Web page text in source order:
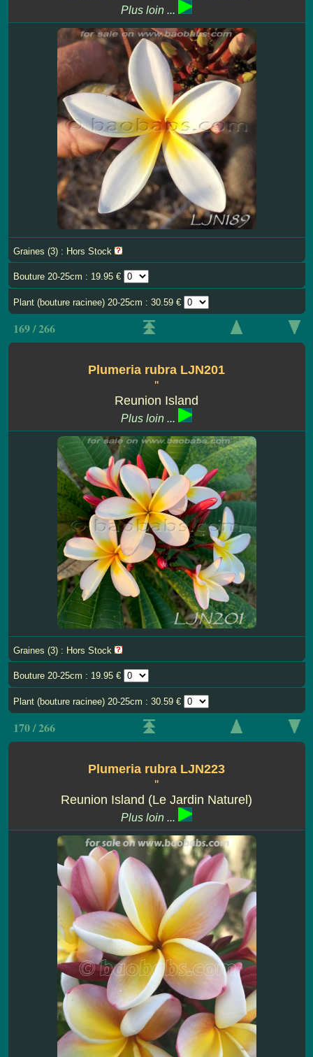
Plus loin ...
Graines (3) : Hors Stock
Bouture 20-25cm : 19.95 €
Plant (bouture racinee) 20-25cm : 30.59 €
169 / 266
Plumeria rubra LJN201
''
Reunion Island
Plus loin ...
Graines (3) : Hors Stock
Bouture 20-25cm : 19.95 €
Plant (bouture racinee) 20-25cm : 30.59 €
170 / 266
Plumeria rubra LJN223
''
Reunion Island (Le Jardin Naturel)
Plus loin ...